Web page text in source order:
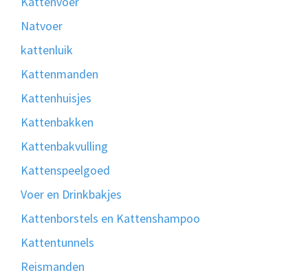
Natvoer
kattenluik
Kattenmanden
Kattenhuisjes
Kattenbakken
Kattenbakvulling
Kattenspeelgoed
Voer en Drinkbakjes
Kattenborstels en Kattenshampoo
Kattentunnels
Reismanden